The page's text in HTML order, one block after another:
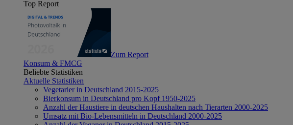
Top Report
Zum Report
Konsum & FMCG
Beliebte Statistiken
Aktuelle Statistiken
Vegetarier in Deutschland 2015-2025
Bierkonsum in Deutschland pro Kopf 1950-2025
Anzahl der Haustiere in deutschen Haushalten nach Tierarten 2000-2025
Umsatz mit Bio-Lebensmitteln in Deutschland 2000-2025